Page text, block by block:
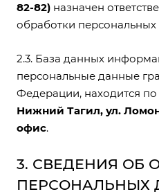
82-82) назначен
обработки
2.3. База данных
персональные данные
Федерации, находится по
Нижний Тагил, ул.
офис.
3. СВЕДЕНИЯ ОБ
ПЕРСОНАЛЬНЫХ